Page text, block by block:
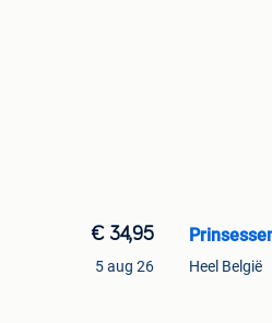
€ 34,95
5 aug 26 Heel België